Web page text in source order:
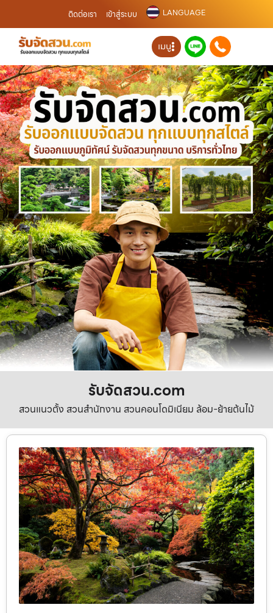
ติดต่อเรา เข้าสู่ระบบ LANGUAGE
เมนู
รับจัดสวน.com
สวนแนวตั้ง สวนสำนักงาน สวนคอนโดมิเนียม ล้อม-ย้ายต้นไม้